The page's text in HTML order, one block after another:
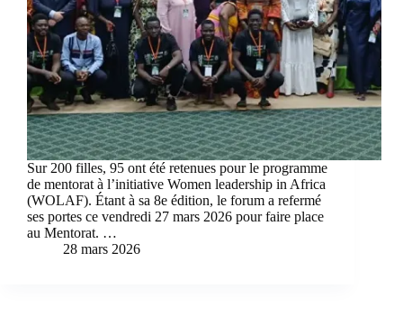
Sur 200 filles, 95 ont été retenues pour le programme
de mentorat à l’initiative Women leadership in Africa
(WOLAF). Étant à sa 8e édition, le forum a refermé
ses portes ce vendredi 27 mars 2026 pour faire place
au Mentorat. …
28 mars 2026